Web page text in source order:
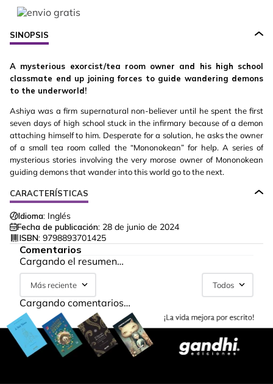
SINOPSIS
A mysterious exorcist/tea room owner and his high school
classmate end up joining forces to guide wandering demons
to the underworld!
Ashiya was a firm supernatural non-believer until he spent the first
seven days of high school stuck in the infirmary because of a demon
attaching himself to him. Desperate for a solution, he asks the owner
of a small tea room called the “Mononokean” for help. A series of
mysterious stories involving the very morose owner of Mononokean
guiding demons that wander into this world go to the next.
CARACTERÍSTICAS
Idioma: Inglés
Fecha de publicación: 28 de junio de 2024
ISBN: 9798893701425
Comentarios
Cargando el resumen…
Más reciente Todos
Cargando comentarios…